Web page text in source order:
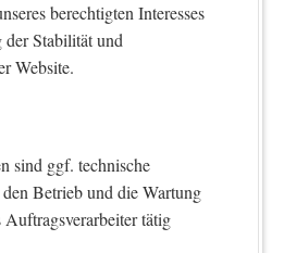
berechtigten Interesses
der Stabilität und
Website.
sind ggf. technische
Betrieb und die Wartung
Auftragsverarbeiter tätig